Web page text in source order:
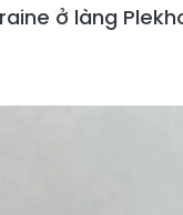
ở làng